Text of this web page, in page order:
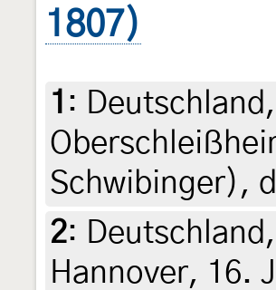
1807)
1 :
Schwibinger),
2:
Hannover, 16.